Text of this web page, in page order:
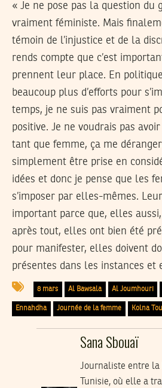
« Je ne pose pas la question du
vraiment féministe. Mais
témoin de l’injustice et de la
rends compte que c’est
prennent leur place. En
beaucoup plus d’efforts pour
temps, je ne suis pas vraiment
positive. Je ne voudrais pas
tant que femme, ça me
simplement être prise en
idées et donc je pense que les
s’imposer par elles-mêmes.
important parce que, elles
après tout, elles ont bien été
pour manifester, elles doivent
présentes dans les instances et
8 mars Al Bawsala Al Joumhouri
Ennahdha Journée de la femme Kolna
Sana Sbouaï
Journaliste entre la
Tunisie, où elle a